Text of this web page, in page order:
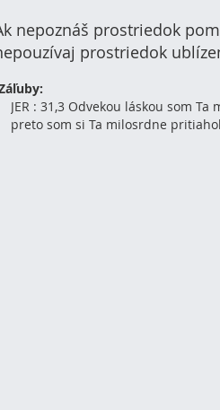
nepoznáš prostriedok
prostriedok
JER : 31,3 Odvekou láskou som Ta
preto som si Ta milosrdne